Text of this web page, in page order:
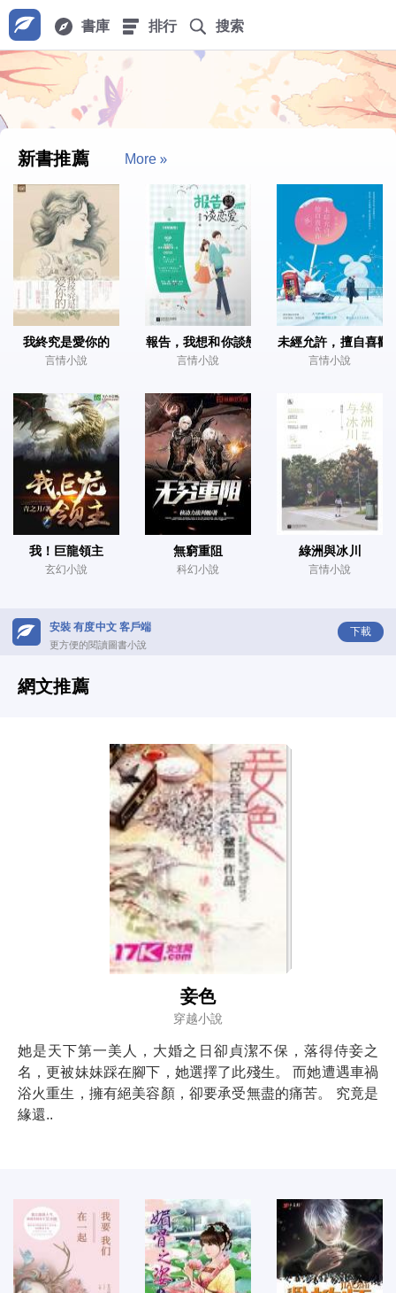
書庫 排行 搜索
新書推薦 More
我終究是愛你的
言情小說
報告，我想和你談戀愛
言情小說
未經允許，擅自喜歡
言情小說
我！巨龍領主
玄幻小說
無窮重阻
科幻小說
綠洲與冰川
言情小說
安裝 有度中文 客戶端
更方便的閱讀圖書小說
下載
網文推薦
妾色
穿越小說
她是天下第一美人，大婚之日卻貞潔不保，落得侍妾之
名，更被妹妹踩在腳下，她選擇了此殘生。 而她遭遇車禍
浴火重生，擁有絕美容顏，卻要承受無盡的痛苦。 究竟是
緣還..